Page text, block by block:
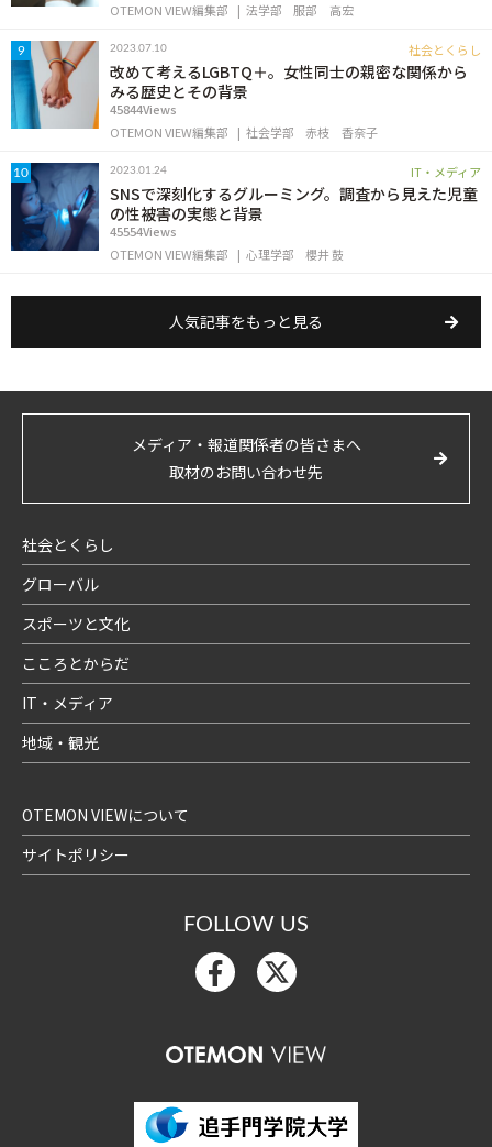
OTEMON VIEW編集部
法学部 服部 高宏
9 2023.07.10 社会とくらし
改めて考えるLGBTQ＋。女性同士の親密な関係から
みる歴史とその背景
45844Views
OTEMON VIEW編集部
社会学部 赤枝 香奈子
10 2023.01.24 IT・メディア
SNSで深刻化するグルーミング。調査から見えた児童
の性被害の実態と背景
45554Views
OTEMON VIEW編集部
心理学部 櫻井 鼓
人気記事をもっと見る
メディア・報道関係者の皆さまへ
取材のお問い合わせ先
社会とくらし
グローバル
スポーツと文化
こころとからだ
IT・メディア
地域・観光
OTEMON VIEWについて
サイトポリシー
FOLLOW US